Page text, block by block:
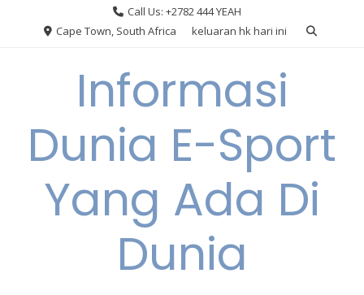
Call Us: +2782 444 YEAH
Cape Town, South Africa
keluaran hk hari ini
Informasi
Dunia E-Sport
Yang Ada Di
Dunia